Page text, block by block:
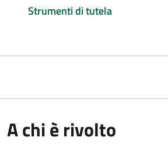
Strumenti di tutela
A chi è rivolto